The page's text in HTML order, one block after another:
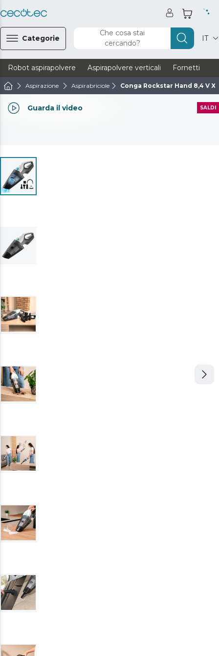
Categorie
Che cosa stai
cercando?
IT
Robot aspirapolvere Aspirapolvere verticali Fornetti
Aspirazione Aspirabriciole Conga Rockstar Hand 8,4 V
Guarda il video SALDI